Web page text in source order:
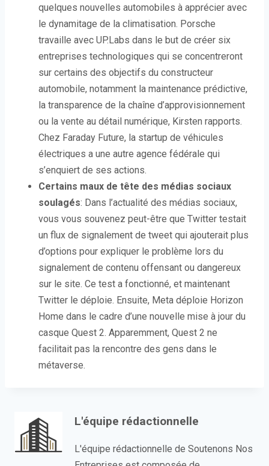
quelques nouvelles automobiles à apprécier avec
le dynamitage de la climatisation. Porsche
travaille avec UP.Labs dans le but de créer six
entreprises technologiques qui se concentreront
sur certains des objectifs du constructeur
automobile, notamment la maintenance prédictive,
la transparence de la chaîne d’approvisionnement
ou la vente au détail numérique, Kirsten rapports.
Chez Faraday Future, la startup de véhicules
électriques a une autre agence fédérale qui
s’enquiert de ses actions.
Certains maux de tête des médias sociaux
soulagés: Dans l’actualité des médias sociaux,
vous vous souvenez peut-être que Twitter testait
un flux de signalement de tweet qui ajouterait plus
d’options pour expliquer le problème lors du
signalement de contenu offensant ou dangereux
sur le site. Ce test a fonctionné, et maintenant
Twitter le déploie. Ensuite, Meta déploie Horizon
Home dans le cadre d’une nouvelle mise à jour du
casque Quest 2. Apparemment, Quest 2 ne
facilitait pas la rencontre des gens dans le
métaverse.
L'équipe rédactionnelle
L'équipe rédactionnelle de Soutenons Nos